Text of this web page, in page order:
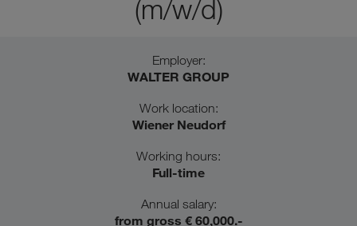
(m/w/d)
Employer:
WALTER GROUP
Work location:
Wiener Neudorf
Working hours:
Full-time
Annual salary:
from gross € 60,000.-